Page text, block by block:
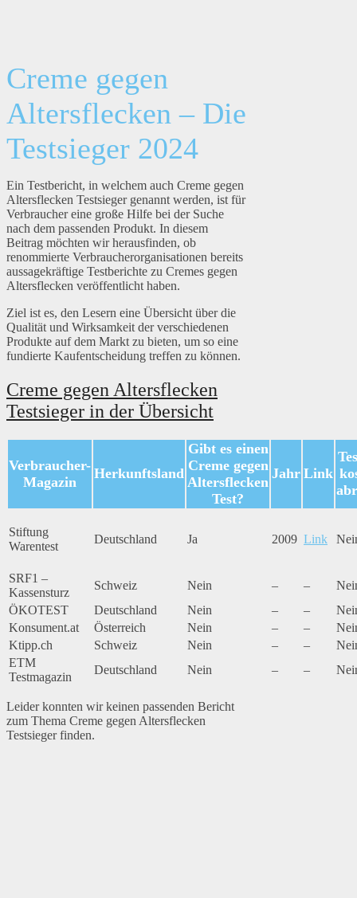
Creme gegen
Altersflecken – Die
Testsieger 2024
Ein Testbericht, in welchem auch Creme gegen
Altersflecken Testsieger genannt werden, ist für
Verbraucher eine große Hilfe bei der Suche
nach dem passenden Produkt. In diesem
Beitrag möchten wir herausfinden, ob
renommierte Verbraucherorganisationen bereits
aussagekräftige Testberichte zu Cremes gegen
Altersflecken veröffentlicht haben.
Ziel ist es, den Lesern eine Übersicht über die
Qualität und Wirksamkeit der verschiedenen
Produkte auf dem Markt zu bieten, um so eine
fundierte Kaufentscheidung treffen zu können.
Creme gegen Altersflecken
Testsieger in der Übersicht
Verbraucher-
Magazin
Herkunftsland
Gibt es einen
Creme gegen
Altersflecken
Test?
Jahr Link
Stiftung
Warentest
Deutschland Ja 2009 Link
SRF1 –
Kassensturz
Schweiz Nein – –
ÖKOTEST
Deutschland Nein – –
Konsument.at
Österreich Nein – –
Ktipp.ch
Schweiz Nein – –
ETM
Testmagazin
Deutschland Nein – –
Leider konnten wir keinen passenden Bericht
zum Thema Creme gegen Altersflecken
Testsieger finden.